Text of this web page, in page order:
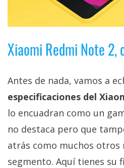
Xiaomi Redmi Note
Antes de nada, vamos a
especificaciones del
lo encuadran como un
no destaca pero que
atrás como muchos otros
segmento. Aquí tienes su